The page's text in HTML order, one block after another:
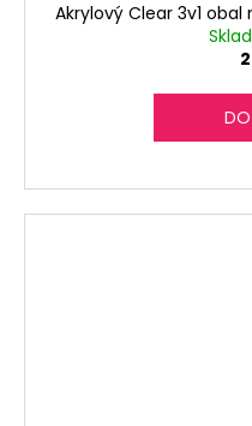
Akrylový Clear 3v1